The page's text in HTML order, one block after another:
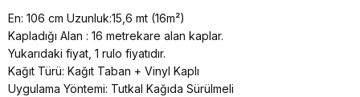
En: 106 cm Uzunluk:15,6 mt (16m²)
Kapladığı Alan : 16 metrekare alan kaplar.
Yukarıdaki fiyat, 1 rulo fiyatıdır.
Kağıt Türü: Kağıt Taban + Vinyl Kaplı
Uygulama Yöntemi: Tutkal Kağıda Sürülmeli